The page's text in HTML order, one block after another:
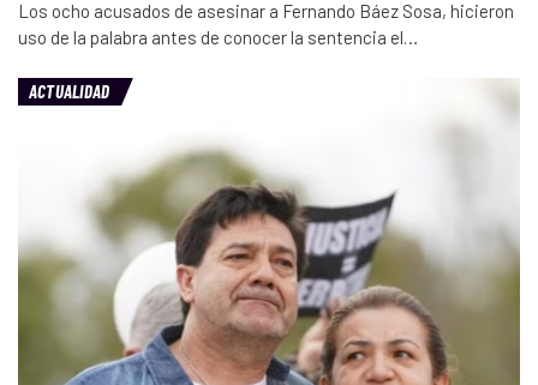
Los ocho acusados de asesinar a Fernando Báez Sosa, hicieron
uso de la palabra antes de conocer la sentencia el…
ACTUALIDAD